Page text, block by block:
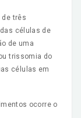
de três
células de
de uma
trissomia do
células em
ocorre o